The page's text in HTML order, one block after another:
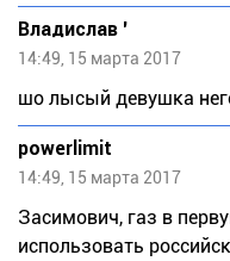
Владислав '
14:49, 15 марта 2017
шо лысый девушка
powerlimit
14:49, 15 марта 2017
Засимович, газ в
использовать